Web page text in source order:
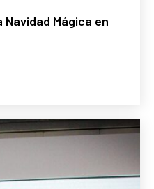
Mágica en